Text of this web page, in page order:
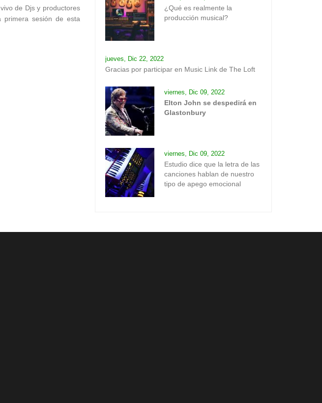
de Djs y productores
primera sesión de esta
¿Qué es realmente la
producción musical?
jueves, Dic 22, 2022
Gracias por participar en Music Link de The Loft
viernes, Dic 09, 2022
Elton John se despedirá en
Glastonbury
viernes, Dic 09, 2022
Estudio dice que la letra de las
canciones hablan de nuestro
tipo de apego emocional